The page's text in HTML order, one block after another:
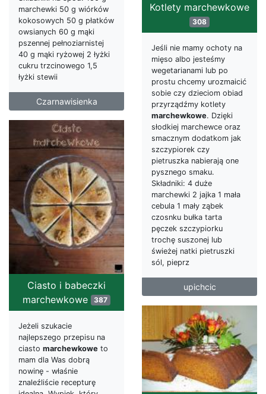
marchewki 50 g wiórków
kokosowych 50 g płatków
owsianych 60 g mąki
pszennej pełnoziarnistej
40 g mąki ryżowej 2 łyżki
cukru trzcinowego 1,5
łyżki stewii
Czarnawisienka
Kotlety marchewkowe
308
Jeśli nie mamy ochoty na
mięso albo jesteśmy
wegetarianami lub po
prostu chcemy urozmaicić
sobie czy dzieciom obiad
przyrządźmy kotlety
marchewkowe. Dzięki
słodkiej marchewce oraz
smacznym dodatkom jak
szczypiorek czy
pietruszka nabierają one
pysznego smaku.
Składniki: 4 duże
marchewki 2 jajka 1 mała
cebula 1 mały ząbek
czosnku bułka tarta
pęczek szczypiorku
trochę suszonej lub
świeżej natki pietruszki
sól, pieprz
upichcic
Ciasto i babeczki
marchewkowe 387
Jeżeli szukacie
najlepszego przepisu na
ciasto marchewkowe to
mam dla Was dobrą
nowinę - właśnie
znaleźliście recepturę